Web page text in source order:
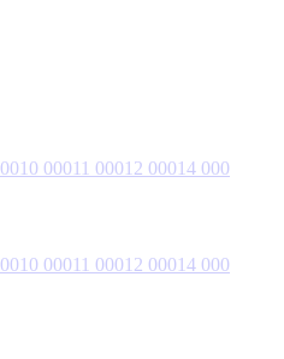
10 00011 00012 00014 000
10 00011 00012 00014 000